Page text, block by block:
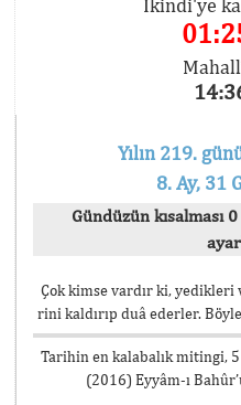
İkindi'ye
Yılın 219.
8. Ay, 31
Gündüzün kısalması
Çok kimse vardır ki,
rini kaldırıp duâ ederler.
Tarihin en kalabalık mitingi, 5
(2016) Eyyâm-ı